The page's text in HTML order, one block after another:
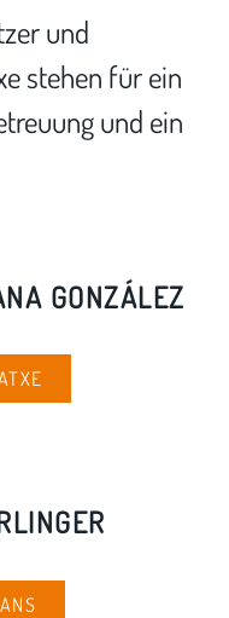
und
stehen für ein
und ein
GONZÁLEZ